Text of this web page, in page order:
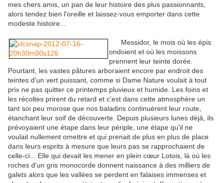
mes chers amis, un pan de leur histoire des plus passionnants,
alors tendez bien l'oreille et laissez-vous emporter dans cette
modeste histoire...
Messidor, le mois où les épis
ondoient et où les moissons
prennent leur teinte dorée.
Pourtant, les vastes pâtures arboraient encore par endroit des
teintes d'un vert puissant, comme si Dame Nature voulait à tout
prix ne pas quitter ce printemps pluvieux et humide. Les foins et
les récoltes prirent du retard et c'est dans cette atmosphère un
tant soi peu morose que nos baladins continuèrent leur route,
étanchant leur soif de découverte. Depuis plusieurs lunes déjà, ils
prévoyaient une étape dans leur périple, une étape qu'il ne
voulait nullement omettre et qui prenait de plus en plus de place
dans leurs esprits à mesure que leurs pas se rapprochaient de
celle-ci... Elle qui devait les mener en plein cœur Lotois, là où les
roches d'un gris monocorde donnent naissance à des milliers de
galets alors que les vallées se perdent en falaises immenses et